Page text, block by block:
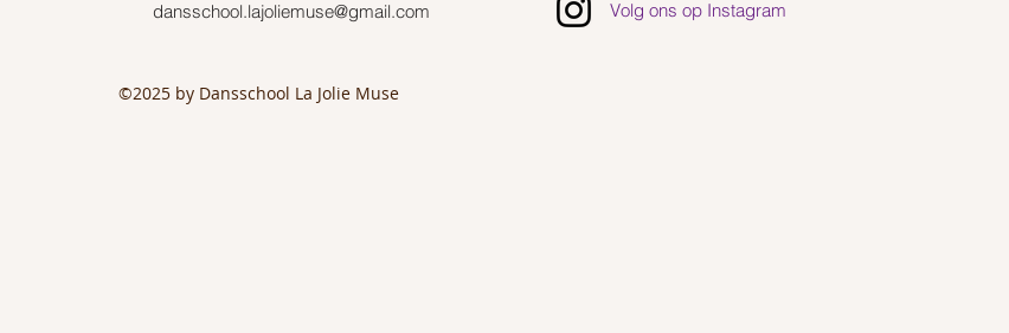
dansschool.lajoliemuse@gmail.com Volg ons op Instagram
©2025 by Dansschool La Jolie Muse